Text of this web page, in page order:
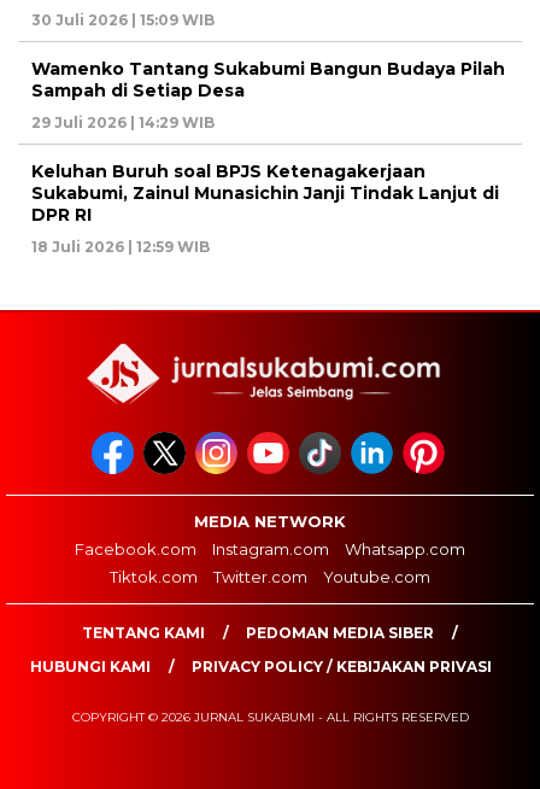
30 Juli 2026 | 15:09 WIB
Wamenko Tantang Sukabumi Bangun Budaya Pilah
Sampah di Setiap Desa
29 Juli 2026 | 14:29 WIB
Keluhan Buruh soal BPJS Ketenagakerjaan
Sukabumi, Zainul Munasichin Janji Tindak Lanjut di
DPR RI
18 Juli 2026 | 12:59 WIB
MEDIA NETWORK
Facebook.com
Instagram.com
Whatsapp.com
Tiktok.com
Twitter.com Youtube.com
TENTANG KAMI
PEDOMAN MEDIA SIBER
HUBUNGI KAMI
PRIVACY POLICY / KEBIJAKAN PRIVASI
COPYRIGHT © 2026 JURNAL SUKABUMI - ALL RIGHTS RESERVED